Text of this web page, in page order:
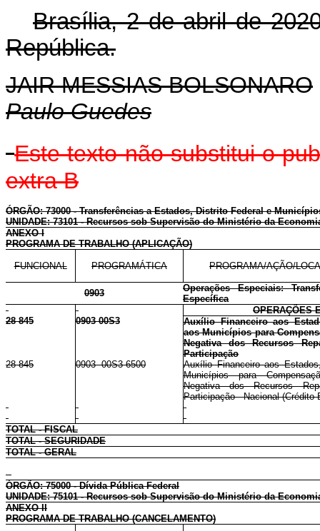
Brasília, 2 de abril de
República.
JAIR MESSIAS BOLSONARO
Paulo Guedes
Este texto não substitui o
extra B
ÓRGÃO: 73000 - Transferências a Estados, Distrito Federal e
UNIDADE: 73101 - Recursos sob Supervisão do Ministério da
ANEXO I
PROGRAMA DE TRABALHO (APLICAÇÃO)
FUNCIONAL PROGRAMÁTICA PROGRAMA/AÇÃO/
0903
Operações Especiais:
Específica
OPERAÇÕES
28 845
0903 00S3
Auxílio Financeiro aos
aos Municípios para
Negativa dos Recursos
Participação
28 845
0903 00S3 6500
Auxílio Financeiro aos
Municípios para
Negativa dos Recursos
Participação - Nacional (Crédito
TOTAL - FISCAL
TOTAL - SEGURIDADE
TOTAL - GERAL
ÓRGÃO: 75000 - Dívida Pública Federal
UNIDADE: 75101 - Recursos sob Supervisão do Ministério da
ANEXO II
PROGRAMA DE TRABALHO (CANCELAMENTO)